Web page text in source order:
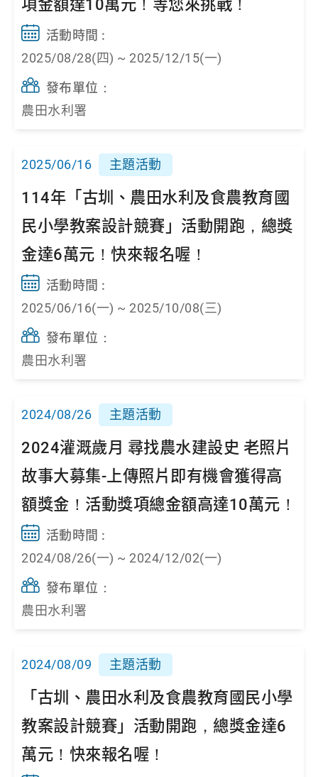
項金額達10萬元！等您來挑戰！
活動時間 :
2025/08/28(四) ~ 2025/12/15(一)
發布單位：
農田水利署
2025/06/16 主題活動
114年「古圳、農田水利及食農教育國
民小學教案設計競賽」活動開跑，總獎
金達6萬元！快來報名喔！
活動時間 :
2025/06/16(一) ~ 2025/10/08(三)
發布單位：
農田水利署
2024/08/26 主題活動
2024灌溉歲月 尋找農水建設史 老照片
故事大募集-上傳照片即有機會獲得高
額獎金！活動獎項總金額高達10萬元！
活動時間 :
2024/08/26(一) ~ 2024/12/02(一)
發布單位：
農田水利署
2024/08/09 主題活動
「古圳、農田水利及食農教育國民小學
教案設計競賽」活動開跑，總獎金達6
萬元！快來報名喔！